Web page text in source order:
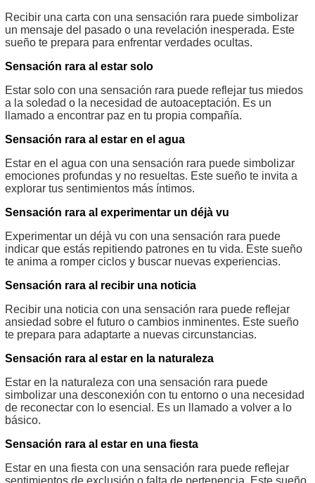
Recibir una carta con una sensación rara puede simbolizar
un mensaje del pasado o una revelación inesperada. Este
sueño te prepara para enfrentar verdades ocultas.
Sensación rara al estar solo
Estar solo con una sensación rara puede reflejar tus miedos
a la soledad o la necesidad de autoaceptación. Es un
llamado a encontrar paz en tu propia compañía.
Sensación rara al estar en el agua
Estar en el agua con una sensación rara puede simbolizar
emociones profundas y no resueltas. Este sueño te invita a
explorar tus sentimientos más íntimos.
Sensación rara al experimentar un déjà vu
Experimentar un déjà vu con una sensación rara puede
indicar que estás repitiendo patrones en tu vida. Este sueño
te anima a romper ciclos y buscar nuevas experiencias.
Sensación rara al recibir una noticia
Recibir una noticia con una sensación rara puede reflejar
ansiedad sobre el futuro o cambios inminentes. Este sueño
te prepara para adaptarte a nuevas circunstancias.
Sensación rara al estar en la naturaleza
Estar en la naturaleza con una sensación rara puede
simbolizar una desconexión con tu entorno o una necesidad
de reconectar con lo esencial. Es un llamado a volver a lo
básico.
Sensación rara al estar en una fiesta
Estar en una fiesta con una sensación rara puede reflejar
sentimientos de exclusión o falta de pertenencia. Este sueño